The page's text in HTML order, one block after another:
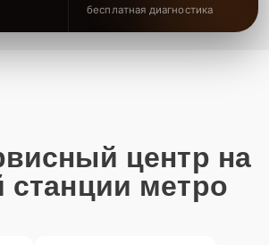
бесплатная диагностика
центр на
метро